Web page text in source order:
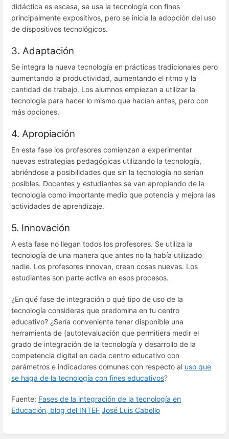
didáctica es escasa, se usa la tecnología con fines
principalmente expositivos, pero se inicia la adopción del uso
de dispositivos tecnológicos.
3. Adaptación
Se integra la nueva tecnología en prácticas tradicionales pero
aumentando la productividad, aumentando el ritmo y la
cantidad de trabajo. Los alumnos empiezan a utilizar la
tecnología para hacer lo mismo que hacían antes, pero con
más opciones.
4. Apropiación
En esta fase los profesores comienzan a experimentar
nuevas estrategias pedagógicas utilizando la tecnología,
abriéndose a posibilidades que sin la tecnología no serían
posibles. Docentes y estudiantes se van apropiando de la
tecnología como importante medio que potencia y mejora las
actividades de aprendizaje.
5. Innovación
A esta fase no llegan todos los profesores. Se utiliza la
tecnología de una manera que antes no la había utilizado
nadie. Los profesores innovan, crean cosas nuevas. Los
estudiantes son parte activa en esos procesos.
¿En qué fase de integración o qué tipo de uso de la
tecnología consideras que predomina en tu centro
educativo? ¿Sería conveniente tener disponible una
herramienta de (auto)evaluación que permitiera medir el
grado de integración de la tecnología y desarrollo de la
competencia digital en cada centro educativo con
parámetros e indicadores comunes con respecto al uso que
se haga de la tecnología con fines educativos?
Fuente: Fases de la integración de la tecnología en
Educación, blog del INTEF José Luis Cabello